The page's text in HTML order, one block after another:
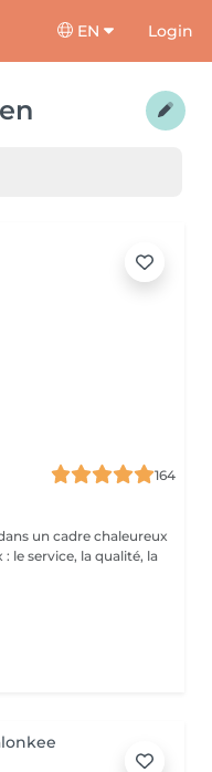
EN Login
164
un cadre chaleureux
le service, la qualité, la